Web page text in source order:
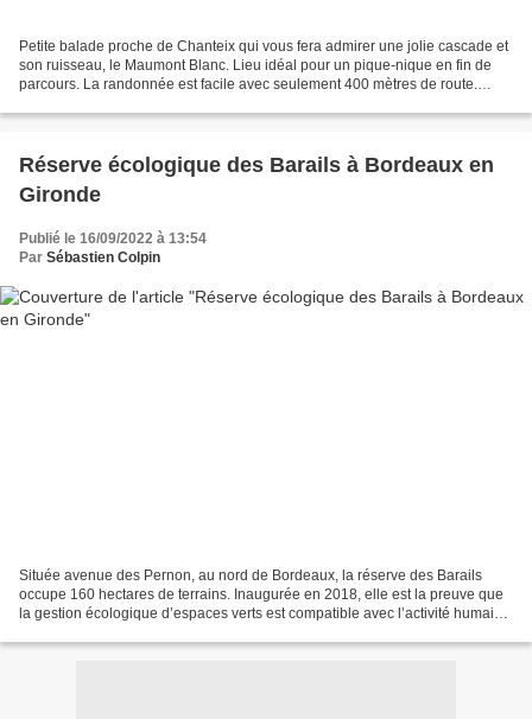
Petite balade proche de Chanteix qui vous fera admirer une jolie cascade et
son ruisseau, le Maumont Blanc. Lieu idéal pour un pique-nique en fin de
parcours. La randonnée est facile avec seulement 400 mètres de route.
Réserve écologique des Barails à Bordeaux en
Gironde
Publié le 16/09/2022 à 13:54
Par Sébastien Colpin
Située avenue des Pernon, au nord de Bordeaux, la réserve des Barails
occupe 160 hectares de terrains. Inaugurée en 2018, elle est la preuve que
la gestion écologique d’espaces verts est compatible avec l’activité humaine